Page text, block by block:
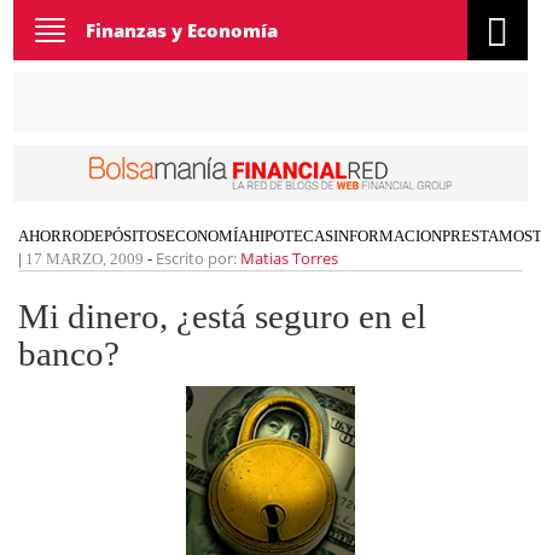
Toggle
navigation
Finanzas y Economía
AHORRODEPÓSITOSECONOMÍAHIPOTECASINFORMACIONPRESTAMOS
| 17 MARZO, 2009 - Escrito por: Matias Torres
Mi dinero, ¿está seguro en el
banco?